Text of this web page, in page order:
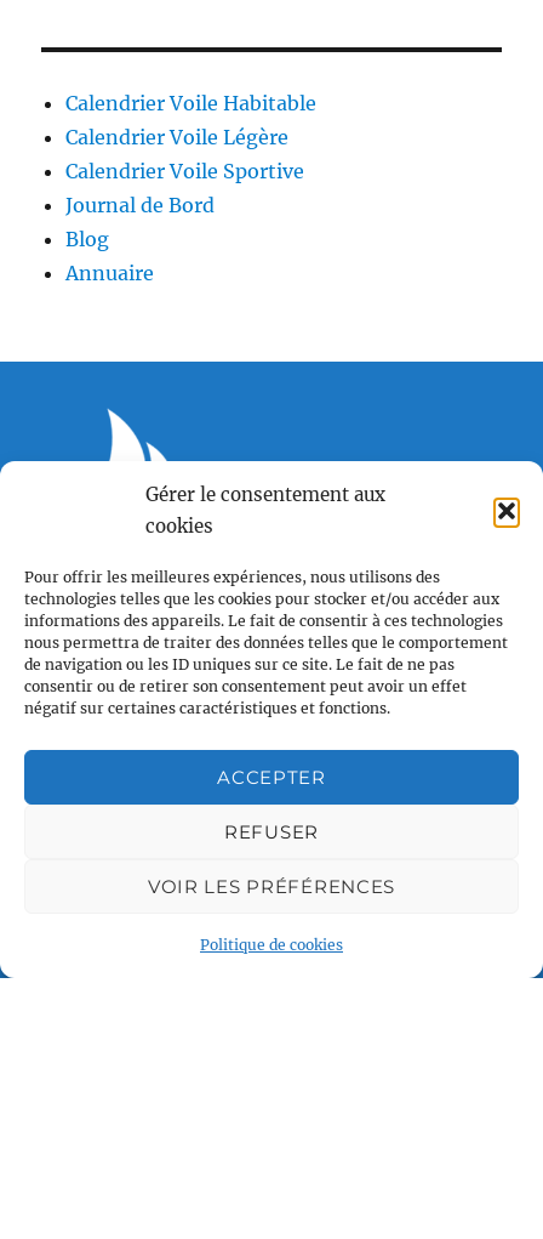
Gérer le consentement aux
cookies
Pour offrir les meilleures expériences, nous utilisons des
technologies telles que les cookies pour stocker et/ou accéder aux
informations des appareils. Le fait de consentir à ces technologies
nous permettra de traiter des données telles que le comportement
de navigation ou les ID uniques sur ce site. Le fait de ne pas
consentir ou de retirer son consentement peut avoir un effet
négatif sur certaines caractéristiques et fonctions.
ACCEPTER
REFUSER
VOIR LES PRÉFÉRENCES
Politique de cookies
Calendrier Voile Habitable
Calendrier Voile Légère
Calendrier Voile Sportive
Journal de Bord
Blog
Annuaire
Voile et Croisière en Liberté
contact@vcl.fr
Associations partenaires